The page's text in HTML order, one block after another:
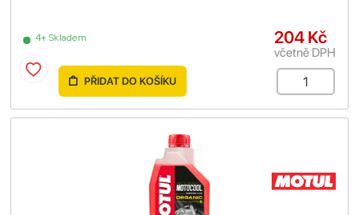
4+ Skladem 204 Kč
včetně DPH
PŘIDAT DO KOŠÍKU